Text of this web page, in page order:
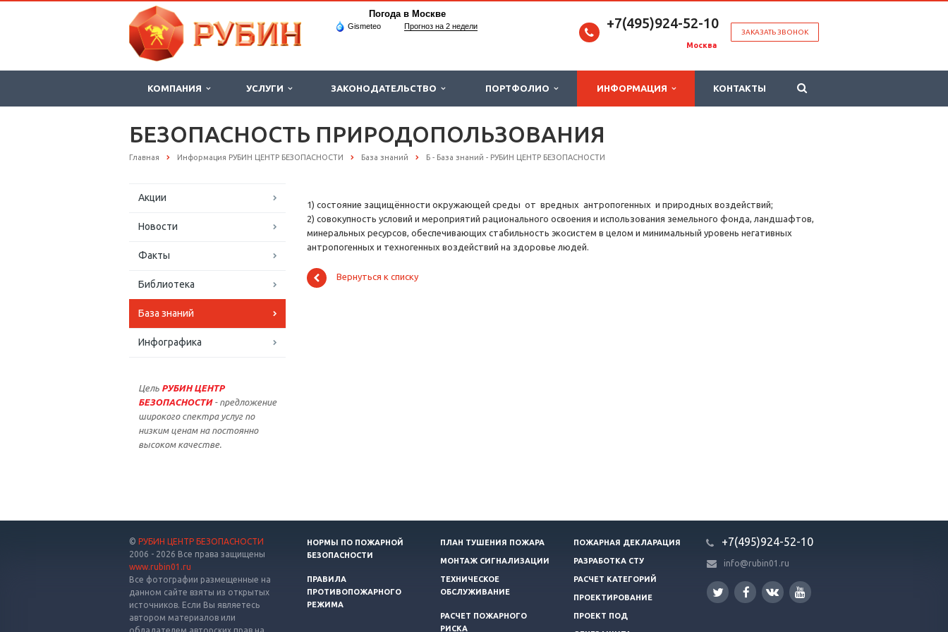
Погода в Москве
Gismeteo Прогноз на 2 недели
ЗАКАЗАТЬ ЗВОНОК
+7(495)924-52-10
Москва
КОМПАНИЯ УСЛУГИ ЗАКОНОДАТЕЛЬСТВО ПОРТФОЛИО ИНФОРМАЦИЯ КОНТАКТЫ
БЕЗОПАСНОСТЬ ПРИРОДОПОЛЬЗОВАНИЯ
Главная Информация РУБИН ЦЕНТР БЕЗОПАСНОСТИ База знаний Б - База знаний - РУБИН ЦЕНТР БЕЗОПАСНОСТИ
Акции
Новости
Факты
Библиотека
База знаний
Инфографика
Цель РУБИН ЦЕНТР
БЕЗОПАСНОСТИ - предложение
широкого спектра услуг по
низким ценам на постоянно
высоком качестве.
1) состояние защищённости окружающей среды от вредных антропогенных и природных воздействий;
2) совокупность условий и мероприятий рационального освоения и использования земельного фонда, ландшафтов,
минеральных ресурсов, обеспечивающих стабильность экосистем в целом и минимальный уровень негативных
антропогенных и техногенных воздействий на здоровье людей.
Вернуться к списку
© РУБИН ЦЕНТР БЕЗОПАСНОСТИ
2006 - 2026 Все права защищены
www.rubin01.ru
Все фотографии размещенные на
данном сайте взяты из открытых
источников. Если Вы являетесь
автором материалов или
НОРМЫ ПО ПОЖАРНОЙ
БЕЗОПАСНОСТИ
ПЛАН ТУШЕНИЯ ПОЖАРА ПОЖАРНАЯ ДЕКЛАРАЦИЯ
МОНТАЖ СИГНАЛИЗАЦИИ РАЗРАБОТКА СТУ
ПРАВИЛА
ПРОТИВОПОЖАРНОГО
РЕЖИМА
ТЕХНИЧЕСКОЕ
ОБСЛУЖИВАНИЕ
РАСЧЕТ КАТЕГОРИЙ
ПРОЕКТИРОВАНИЕ
РАСЧЕТ ПОЖАРНОГО
РИСКА
ПРОЕКТ ПОД
+7(495)924-52-10
info@rubin01.ru